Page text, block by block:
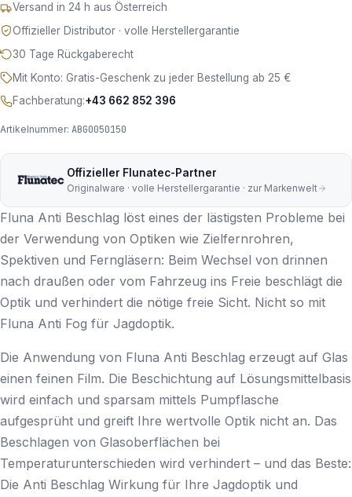
Versand in 24 h aus Österreich
Offizieller Distributor · volle Herstellergarantie
30 Tage Rückgaberecht
Mit Konto: Gratis-Geschenk zu jeder Bestellung ab 25 €
Fachberatung:+43 662 852 396
Artikelnummer: ABG0050150
Offizieller Flunatec-Partner
Originalware · volle Herstellergarantie · zur Markenwelt
Fluna Anti Beschlag löst eines der lästigsten Probleme bei
der Verwendung von Optiken wie Zielfernrohren,
Spektiven und Ferngläsern: Beim Wechsel von drinnen
nach draußen oder vom Fahrzeug ins Freie beschlägt die
Optik und verhindert die nötige freie Sicht. Nicht so mit
Fluna Anti Fog für Jagdoptik.
Die Anwendung von Fluna Anti Beschlag erzeugt auf Glas
einen feinen Film. Die Beschichtung auf Lösungsmittelbasis
wird einfach und sparsam mittels Pumpflasche
aufgesprüht und greift Ihre wertvolle Optik nicht an. Das
Beschlagen von Glasoberflächen bei
Temperaturunterschieden wird verhindert – und das Beste:
Die Anti Beschlag Wirkung für Ihre Jagdoptik und